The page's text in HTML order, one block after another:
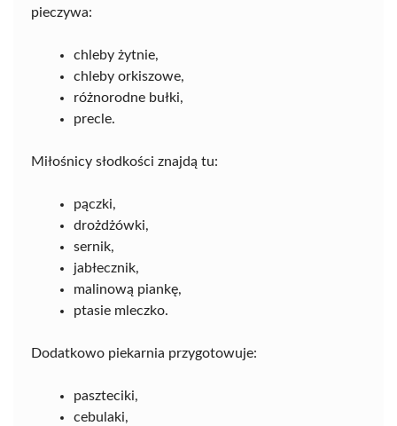
pieczywa:
chleby żytnie,
chleby orkiszowe,
różnorodne bułki,
precle.
Miłośnicy słodkości znajdą tu:
pączki,
drożdżówki,
sernik,
jabłecznik,
malinową piankę,
ptasie mleczko.
Dodatkowo piekarnia przygotowuje:
paszteciki,
cebulaki,